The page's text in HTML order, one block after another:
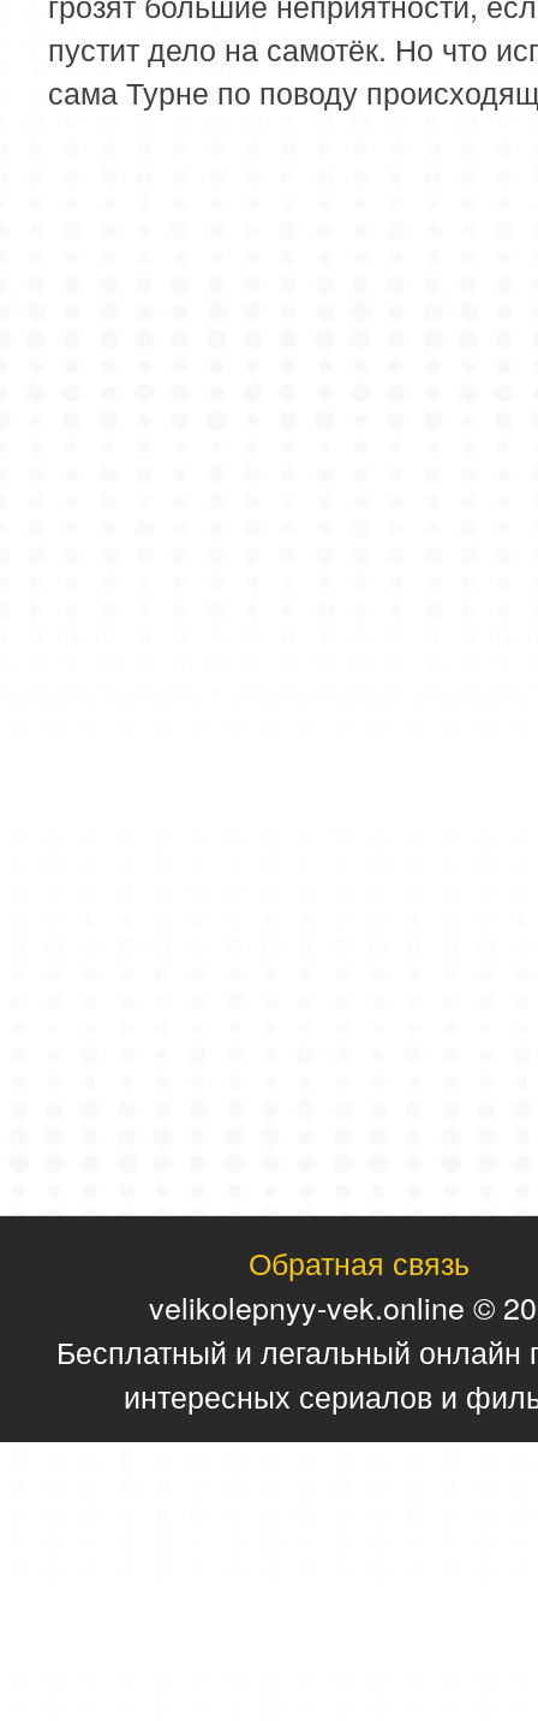
пустит дело на самотёк. Но что
сама Турне по поводу
Обратная связь
velikolepnyy-vek.online ©
Бесплатный и легальный онлайн
интересных сериалов и